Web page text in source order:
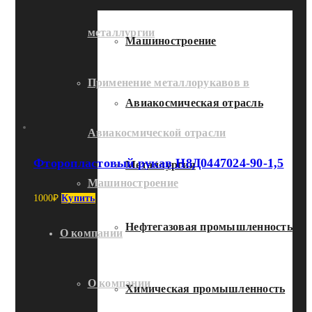
металлургии
Применение металлорукавов в
Авиакосмической отрасли
Машиностроение
О компании
О компании
Машиностроение
Авиакосмическая отрасль
Металлургия
Нефтегазовая промышленность
Химическая промышленность
Фторопластовый рукав Н8Д0447024-90-1,5
1000₽ Купить